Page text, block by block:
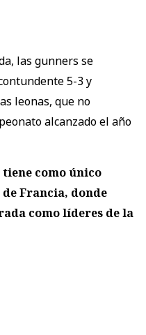
las gunners se
5-3 y
leonas, que no
alcanzado el año
como único
Francia, donde
como líderes de la